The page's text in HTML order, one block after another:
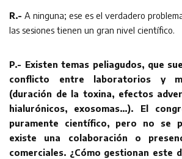
R.- A ninguna; ese es el verdadero
las sesiones tienen un gran nivel científico.
P.- Existen temas peliagudos, que
conflicto entre laboratorios y
(duración de la toxina, efectos
hialurónicos, exosomas…). El
puramente científico, pero no se
existe una colaboración o
comerciales. ¿Cómo gestionan este